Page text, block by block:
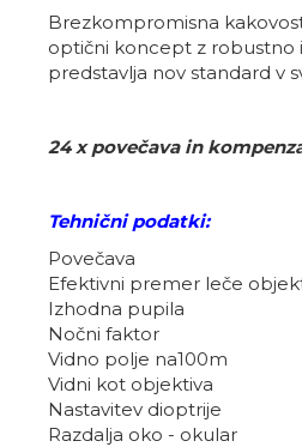
Brezkompromisna
optični koncept z robustno
predstavlja nov standard v
24 x povečava in
Tehnični podatki:
Povečava
Efektivni premer leče
Izhodna pupila
Nočni faktor
Vidno polje na100m
Vidni kot objektiva
Nastavitev dioptrije
Razdalja oko - okular